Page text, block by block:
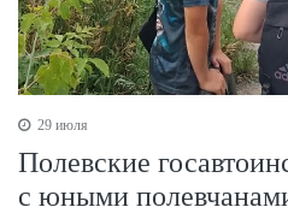
29 июля
Полевские
с юными